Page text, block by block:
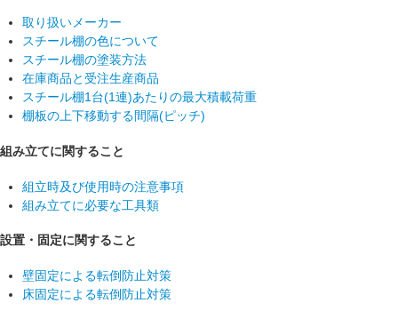
取り扱いメーカー
スチール棚の色について
スチール棚の塗装方法
在庫商品と受注生産商品
スチール棚1台(1連)あたりの最大積載荷重
棚板の上下移動する間隔(ピッチ)
組み立てに関すること
組立時及び使用時の注意事項
組み立てに必要な工具類
設置・固定に関すること
壁固定による転倒防止対策
床固定による転倒防止対策